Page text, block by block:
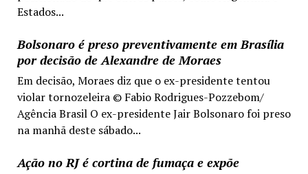
Estados...
Bolsonaro é preso preventivamente em Brasília
por decisão de Alexandre de Moraes
Em decisão, Moraes diz que o ex-presidente tentou
violar tornozeleira © Fabio Rodrigues-Pozzebom/
Agência Brasil O ex-presidente Jair Bolsonaro foi preso
na manhã deste sábado...
Ação no RJ é cortina de fumaça e expõe